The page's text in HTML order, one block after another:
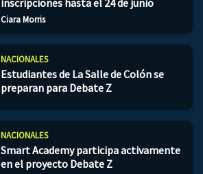
inscripciones hasta el 24 de junio
Ciara Morris
NACIONALES
Estudiantes de La Salle de Colón se
preparan para Debate Z
NACIONALES
Smart Academy participa activamente
en el proyecto Debate Z